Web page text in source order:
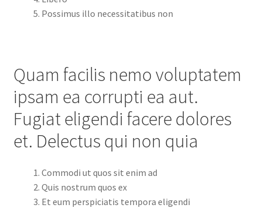
Possimus illo necessitatibus non
Quam facilis nemo voluptatem
ipsam ea corrupti ea aut.
Fugiat eligendi facere dolores
et. Delectus qui non quia
Commodi ut quos sit enim ad
Quis nostrum quos ex
Et eum perspiciatis tempora eligendi